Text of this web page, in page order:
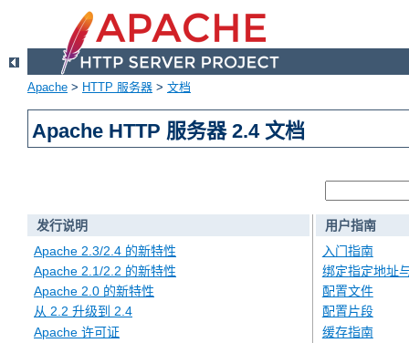
Apache > HTTP 服务器 > 文档
Apache HTTP 服务器 2.4 文档
发行说明
Apache 2.3/2.4 的新特性
Apache 2.1/2.2 的新特性
Apache 2.0 的新特性
从 2.2 升级到 2.4
Apache 许可证
用户指南
入门指南
绑定指定地址
配置文件
配置片段
缓存指南